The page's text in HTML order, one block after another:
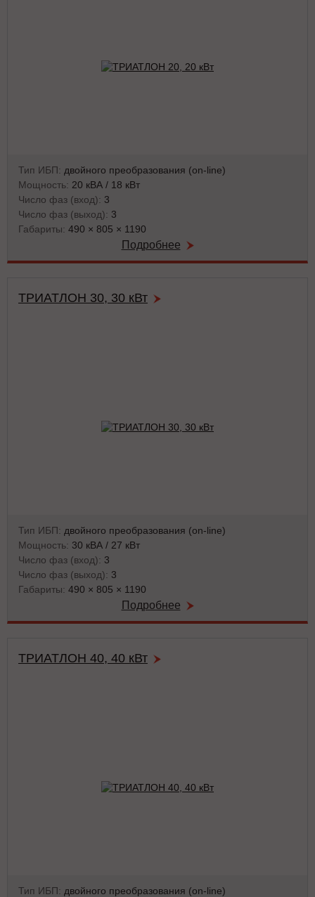
Тип ИБП: двойного преобразования (on-line)
Мощность: 20 кВА / 18 кВт
Число фаз (вход): 3
Число фаз (выход): 3
Габариты: 490 × 805 × 1190
Подробнее
ТРИАТЛОН 30, 30 кВт
Тип ИБП: двойного преобразования (on-line)
Мощность: 30 кВА / 27 кВт
Число фаз (вход): 3
Число фаз (выход): 3
Габариты: 490 × 805 × 1190
Подробнее
ТРИАТЛОН 40, 40 кВт
Тип ИБП: двойного преобразования (on-line)